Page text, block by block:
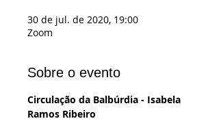
30 de jul. de 2020, 19:00
Zoom
Sobre o evento
Circulação da Balbúrdia - Isabela
Ramos Ribeiro